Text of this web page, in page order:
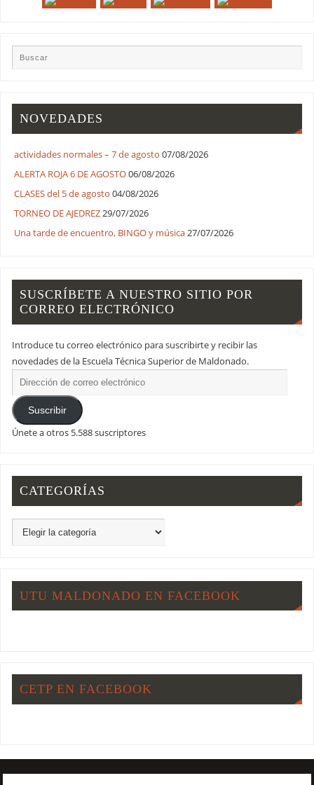
NOVEDADES
actividades normales – 7 de agosto 07/08/2026
ALERTA ROJA 6 DE AGOSTO06/08/2026
CLASES del 5 de agosto 04/08/2026
TORNEO DE AJEDREZ29/07/2026
Una tarde de encuentro, BINGO y música27/07/2026
SUSCRÍBETE A NUESTRO SITIO POR
CORREO ELECTRÓNICO
Introduce tu correo electrónico para suscribirte y recibir las
novedades de la Escuela Técnica Superior de Maldonado.
Suscribir
Únete a otros 5.588 suscriptores
CATEGORÍAS
UTU MALDONADO EN FACEBOOK
CETP EN FACEBOOK